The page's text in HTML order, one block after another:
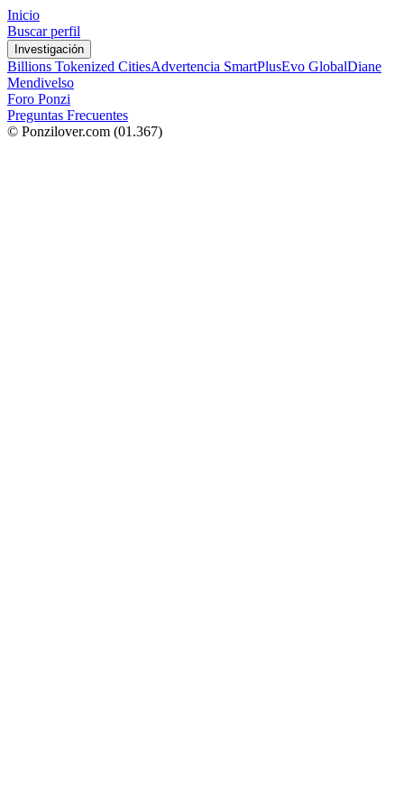
Inicio
Buscar perfil
Investigación
Billions Tokenized CitiesAdvertencia SmartPlusEvo GlobalDiane
Mendivelso
Foro Ponzi
Preguntas Frecuentes
© Ponzilover.com (01.367)